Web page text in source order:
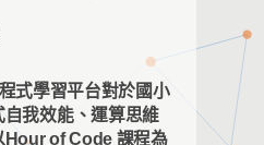
式學習平台對於國小
自我效能、運算思維
Hour of Code 課程為